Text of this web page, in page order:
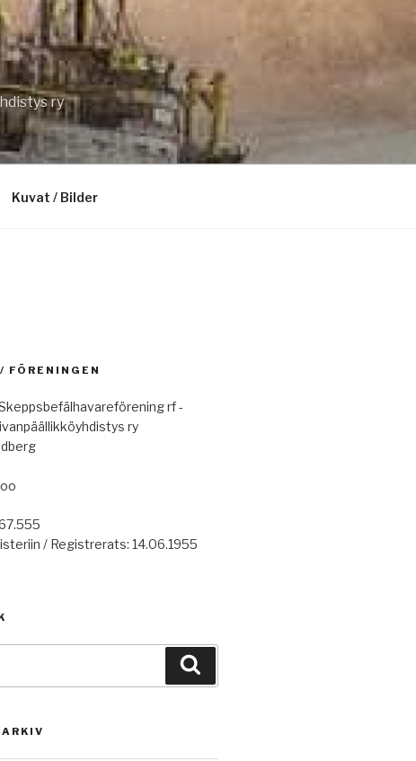
ry
Kuvat / Bilder
FÖRENINGEN
rf -
ry
/ Registrerats: 14.06.1955